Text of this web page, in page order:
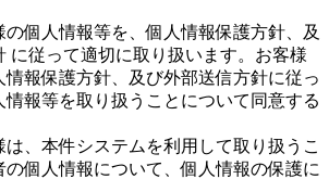
個人情報等を、個人情報保護方針、及
に従って適切に取り扱います。お客様
情報保護方針、及び外部送信方針に従っ
情報等を取り扱うことについて同意する
、本件システムを利用して取り扱うこ
の個人情報について、個人情報の保護に